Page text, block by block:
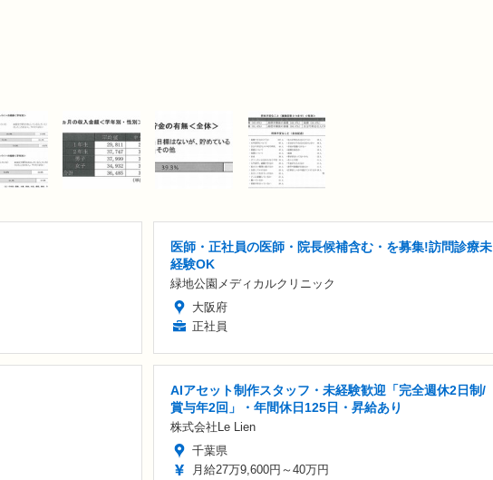
医師・正社員の医師・院長候補含む・を募集!訪問診療未
経験OK
緑地公園メディカルクリニック
大阪府
正社員
AIアセット制作スタッフ・未経験歓迎「完全週休2日制/
賞与年2回」・年間休日125日・昇給あり
株式会社Le Lien
千葉県
月給27万9,600円～40万円